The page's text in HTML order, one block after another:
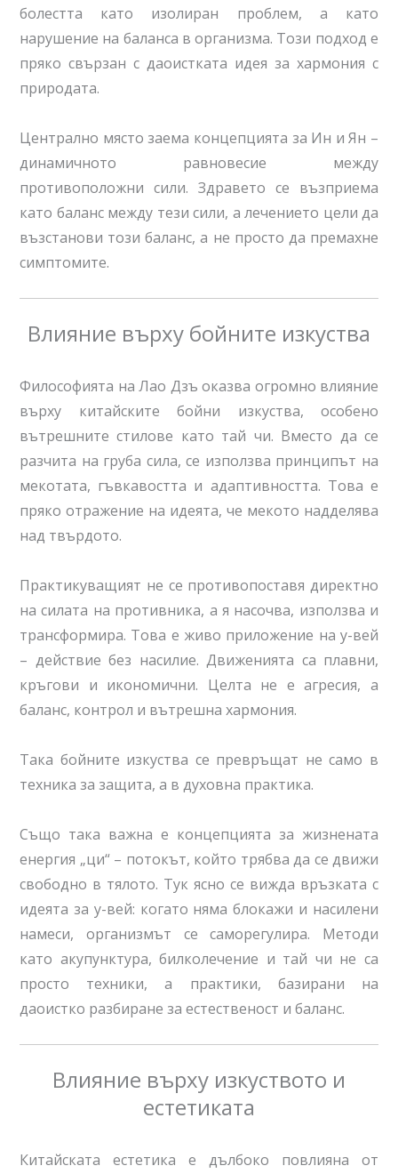
болестта като изолиран проблем, а като
нарушение на баланса в организма. Този подход е
пряко свързан с даоистката идея за хармония с
природата.
Централно място заема концепцията за Ин и Ян –
динамичното равновесие между
противоположни сили. Здравето се възприема
като баланс между тези сили, а лечението цели да
възстанови този баланс, а не просто да премахне
симптомите.
Влияние върху бойните изкуства
Философията на Лао Дзъ оказва огромно влияние
върху китайските бойни изкуства, особено
вътрешните стилове като тай чи. Вместо да се
разчита на груба сила, се използва принципът на
мекотата, гъвкавостта и адаптивността. Това е
пряко отражение на идеята, че мекото надделява
над твърдото.
Практикуващият не се противопоставя директно
на силата на противника, а я насочва, използва и
трансформира. Това е живо приложение на у-вей
– действие без насилие. Движенията са плавни,
кръгови и икономични. Целта не е агресия, а
баланс, контрол и вътрешна хармония.
Така бойните изкуства се превръщат не само в
техника за защита, а в духовна практика.
Също така важна е концепцията за жизнената
енергия „ци“ – потокът, който трябва да се движи
свободно в тялото. Тук ясно се вижда връзката с
идеята за у-вей: когато няма блокажи и насилени
намеси, организмът се саморегулира. Методи
като акупунктура, билколечение и тай чи не са
просто техники, а практики, базирани на
даоистко разбиране за естественост и баланс.
Влияние върху изкуството и
естетиката
Китайската естетика е дълбоко повлияна от